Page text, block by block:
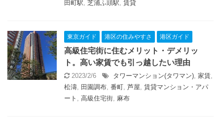
田町駅, 芝浦ふ頭駅, 賃貸
東京ガイド 港区の住みやすさ 港区ガイド
高級住宅街に住むメリット・デメリッ
ト。高い家賃でも引っ越したい理由
2023/2/6 タワーマンション(タワマン), 家賃,
松濤, 田園調布, 番町, 芦屋, 賃貸マンション・アパ
ート , 高級住宅街, 麻布